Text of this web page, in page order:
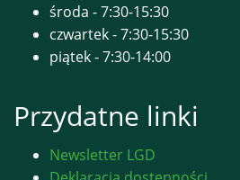
środa - 7:30-15:30
czwartek - 7:30-15:30
piątek - 7:30-14:00
Przydatne linki
Newsletter LGD